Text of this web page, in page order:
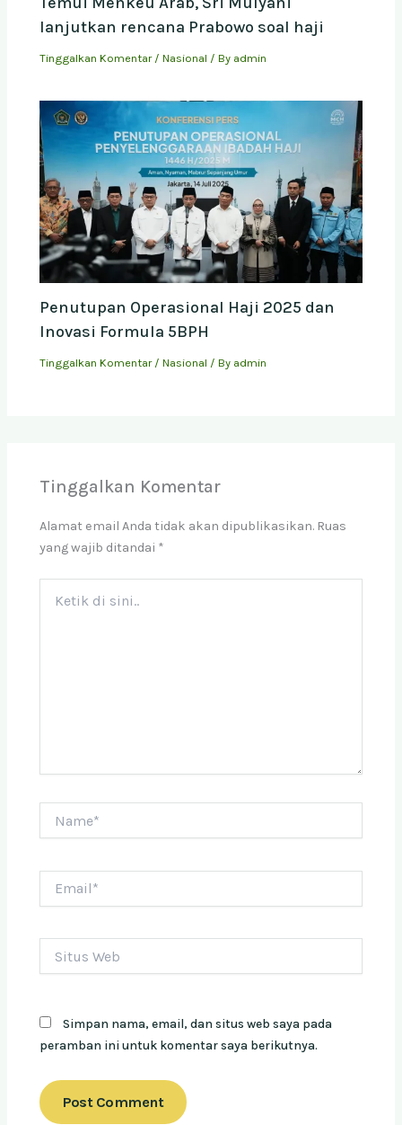
lanjutkan rencana Prabowo soal haji
Tinggalkan Komentar /Nasional / By admin
Penutupan Operasional Haji 2025 dan
Inovasi Formula 5BPH
Tinggalkan Komentar /Nasional / By admin
Tinggalkan Komentar
Alamat email Anda tidak akan dipublikasikan. Ruas
yang wajib ditandai *
Web
Simpan nama, email, dan situs web saya pada
peramban ini untuk komentar saya berikutnya.